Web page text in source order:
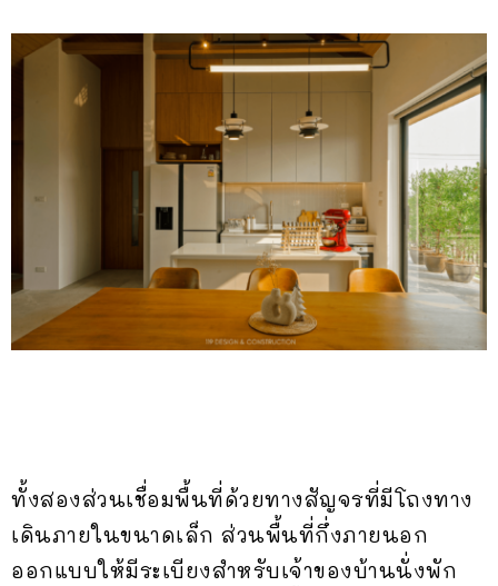
ทั้งสองส่วนเชื่อมพื้นที่ด้วยทางสัญจรที่มีโถงทาง
เดินภายในขนาดเล็ก ส่วนพื้นที่กึ่งภายนอก
ออกแบบให้มีระเบียงสำหรับเจ้าของบ้านนั่งพัก